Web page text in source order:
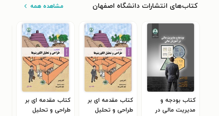
کتاب‌های انتشارات دانشگاه اصفهان مشاهده همه
کتاب بودجه و
مدیریت مالی در
کتاب مقدمه‌ ای بر
طراحی و تحلیل
کتاب مقدمه‌ ای بر
طراحی و تحلیل